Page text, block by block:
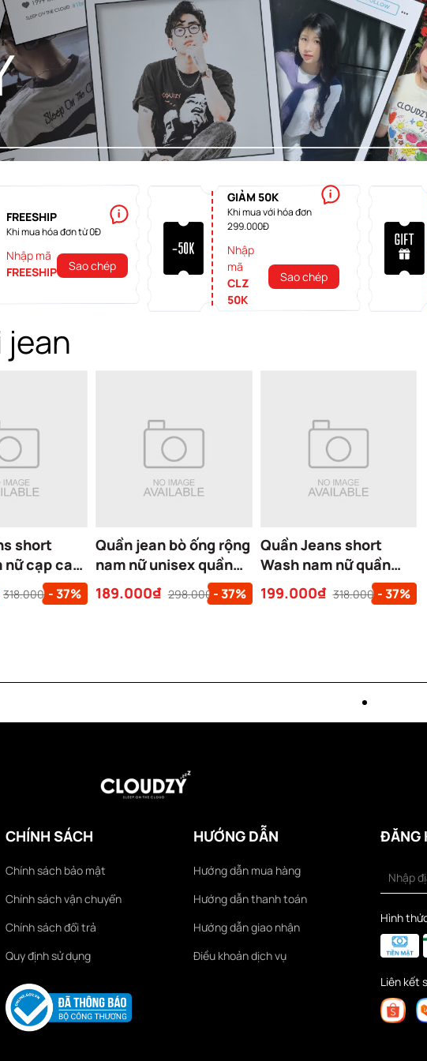
FREESHIP
Khi mua hóa đơn từ 0Đ
Nhập mã
FREESHIP
Sao chép
GIẢM 50K
Khi mua với hóa đơn
299.000Đ
Nhập
mã
CLZ
50K
Sao chép
jean
short
nữ cạp cao
jeans bò
cấp
318.000₫- 37%
Quần jean bò ống rộng
nam nữ unisex quần
jeans trơn basic ống
suông bigsize Cloudzy
189.000₫ 298.000₫- 37%
Quần Jeans short
Wash nam nữ quần
jeans bò basic ống
rộng cạp cao unisex
199.000₫ 318.000₫- 37%
CHÍNH SÁCH
Chính sách bảo mật
Chính sách vận chuyển
Chính sách đổi trả
Quy định sử dụng
HƯỚNG DẪN
Hướng dẫn mua hàng
Hướng dẫn thanh toán
Hướng dẫn giao nhận
Điều khoản dịch vụ
ĐĂNG
Hình
Liên kết